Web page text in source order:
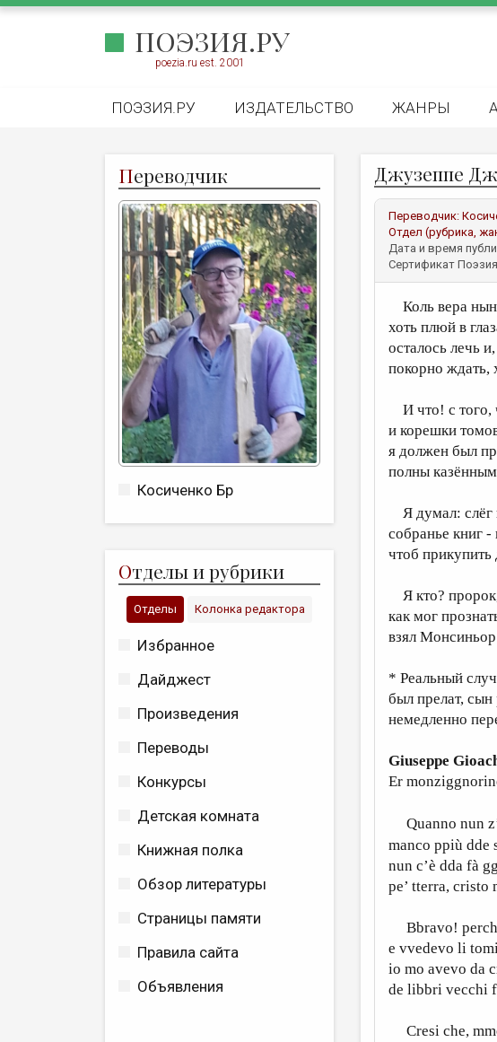
ПОЭЗИЯ.РУ
poezia.ru est. 2001
ПОЭЗИЯ.РУ ИЗДАТЕЛЬСТВО ЖАНРЫ
Переводчик
Косиченко Бр
Отделы и рубрики
Отделы Колонка редактора
Избранное
Дайджест
Произведения
Переводы
Конкурсы
Детская комната
Книжная полка
Обзор литературы
Страницы памяти
Правила сайта
Объявления
Джузеппе
Переводчик:
Отдел (рубрика,
Дата и время
Сертификат
Коль вера
хоть плюй в
осталось лечь
покорно ждать,
И что! с того,
и корешки
я должен был
полны
Я думал: слёг
собранье книг -
чтоб прикупить
Я кто?
как мог
взял Монсиньор
* Реальный
был прелат, сын
немедленно
Giuseppe
Er
Quanno nun
manco ppiù dde
nun c’è dda fà
pe’ tterra, cristo
Bbravo!
e vvedevo li
io mo avevo da
de libbri vecchi
Cresi che,